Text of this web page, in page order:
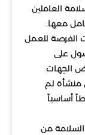
العاملين
معها.
الفرصة للعمل
على
الجهات
منشأة لم
أساسياً
السلامة من